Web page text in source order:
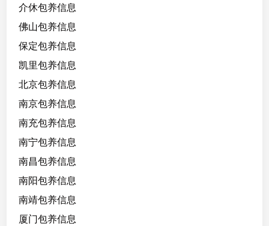
看
起
来
比
较
乖
反
差
嫩
💦
多
介休包养信息
佛山包养信息
保定包养信息
凯里包养信息
北京包养信息
南京包养信息
南充包养信息
南宁包养信息
南昌包养信息
南阳包养信息
南靖包养信息
厦门包养信息